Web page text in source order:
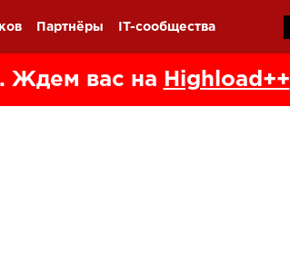
Партнёры IT-сообщества
Ждем вас на Highload++